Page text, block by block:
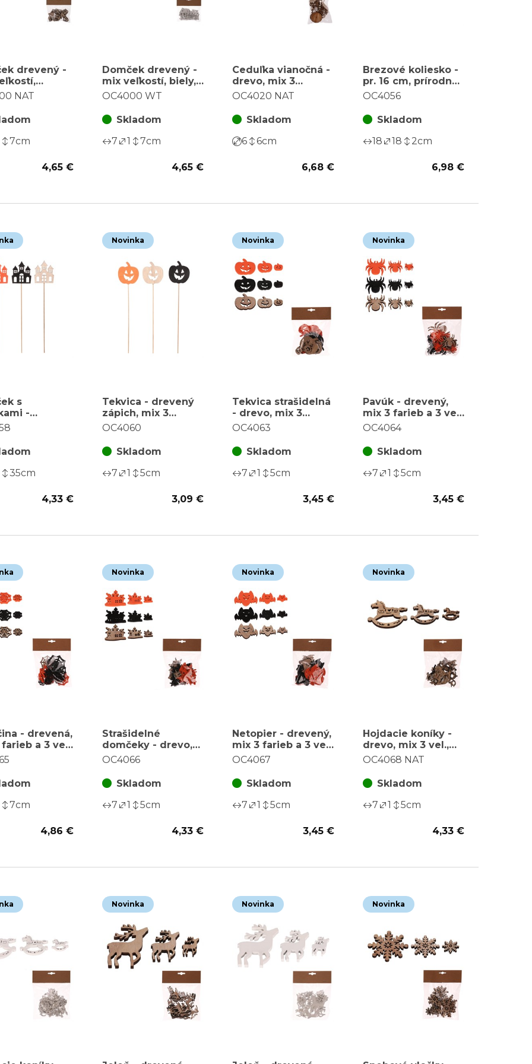
drevený -
b., cena za
NAT
7cm
4,65 €
Domček drevený -
mix veľkostí, biely,
cena za balenie (18
OC4000 WT
Skladom
7
1 7cm
4,65 €
Ceduľka vianočná -
drevo, mix 3
druhov, cena za
OC4020 NAT
Skladom
6
6cm
6,68 €
Brezové koliesko -
pr. 16 cm, prírodná,
cena za balenie (3
OC4056
Skladom
18
18 2cm
6,98 €
s
-
zápich,
(6 ks)
35cm
4,33 €
Novinka
Tekvica - drevený
zápich, mix 3
farieb, cena za
OC4060
Skladom
7
1 5cm
3,09 €
Novinka
Tekvica strašidelná
- drevo, mix 3
farieb a 3 veľ., cena
OC4063
Skladom
7
1 5cm
3,45 €
Novinka
Pavúk - drevený,
mix 3 farieb a 3 veľ.,
cena za balenie (18
OC4064
Skladom
7
1 5cm
3,45 €
- drevená,
a 3 veľ.,
balenie (18
7cm
4,86 €
Novinka
Strašidelné
domčeky - drevo,
mix 3 farieb a veľ.,
ks)
OC4066
Skladom
7
1 5cm
4,33 €
Novinka
Netopier - drevený,
mix 3 farieb a 3 veľ.,
cena za balenie (18
OC4067
Skladom
7
1 5cm
3,45 €
Novinka
Hojdacie koníky -
drevo, mix 3 vel.,
prírodná farba,
ks)
OC4068 NAT
Skladom
7
1 5cm
4,33 €
Novinka Novinka Novinka